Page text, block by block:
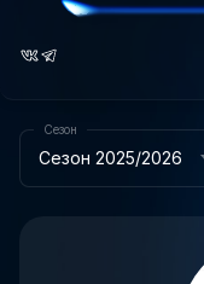
Сезон 2025/2026
Сезон